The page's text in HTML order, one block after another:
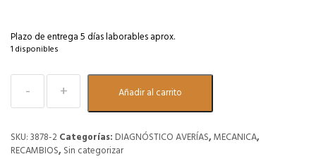
Plazo de entrega 5 días laborables aprox.
1 disponibles
Téster
diagnosis.
Lancia
Integrale
8v
Añadir al carrito
SKU:3878-2Categorías: DIAGNÓSTICO AVERÍAS,MECANICA,
RECAMBIOS, Sin categorizar